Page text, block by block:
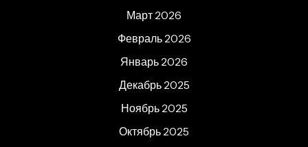
Март 2026
Февраль 2026
Январь 2026
Декабрь 2025
Ноябрь 2025
Октябрь 2025